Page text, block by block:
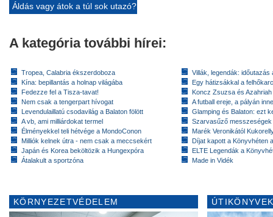
Áldás vagy átok a túl sok utazó?
A kategória további hírei:
Tropea, Calabria ékszerdoboza
Kína: bepillantás a holnap világába
Fedezze fel a Tisza-tavat!
Nem csak a tengerpart hívogat
Levendulaillatú csodavilág a Balaton fölött
A vb, ami milliárdokat termel
Élményekkel teli hétvége a MondoConon
Milliók kelnek útra - nem csak a meccsekért
Japán és Korea beköltözik a Hungexpóra
Átalakult a sportzóna
Villák, legendák: időutazás
Egy hátizsákkal a
Koncz Zsuzsa és
A futball ereje, a pályán
Glamping és Balaton: ezt
Szarvasűző messzeségek
Marék Veronikától
Díjat kapott a Könyvhéten
ELTE Legendák a
Made in Vidék
KÖRNYEZETVÉDELEM